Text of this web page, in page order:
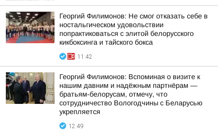
Георгий Филимонов: Не смог отказать себе в
ностальгическом удовольствии
попрактиковаться с элитой белорусского
кикбоксинга и тайского бокса
11:42
Георгий Филимонов: Вспоминая о визите к
нашим давним и надёжным партнёрам —
братьям-белорусам, отмечу, что
сотрудничество Вологодчины с Беларусью
укрепляется
12:49